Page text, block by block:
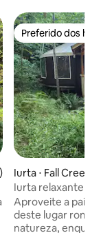
avaliação média de
Preferido dos
Preferido dos
Iurta ⋅ Fall Creek
Iurta relaxante
Aproveite a
deste lugar
natureza,